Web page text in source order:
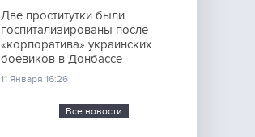
Две проститутки были
госпитализированы после
«корпоратива» украинских
боевиков в Донбассе
11 Января 16:26
Все новости